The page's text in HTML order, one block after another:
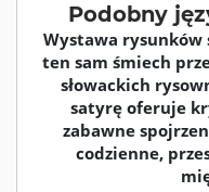
Podobny
Wystawa rysunków
ten sam śmiech
słowackich
satyrę oferuje
zabawne
codzienne,